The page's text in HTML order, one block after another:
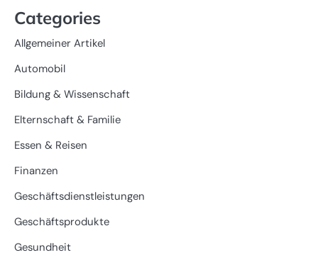
Categories
Allgemeiner Artikel
Automobil
Bildung & Wissenschaft
Elternschaft & Familie
Essen & Reisen
Finanzen
Geschäftsdienstleistungen
Geschäftsprodukte
Gesundheit